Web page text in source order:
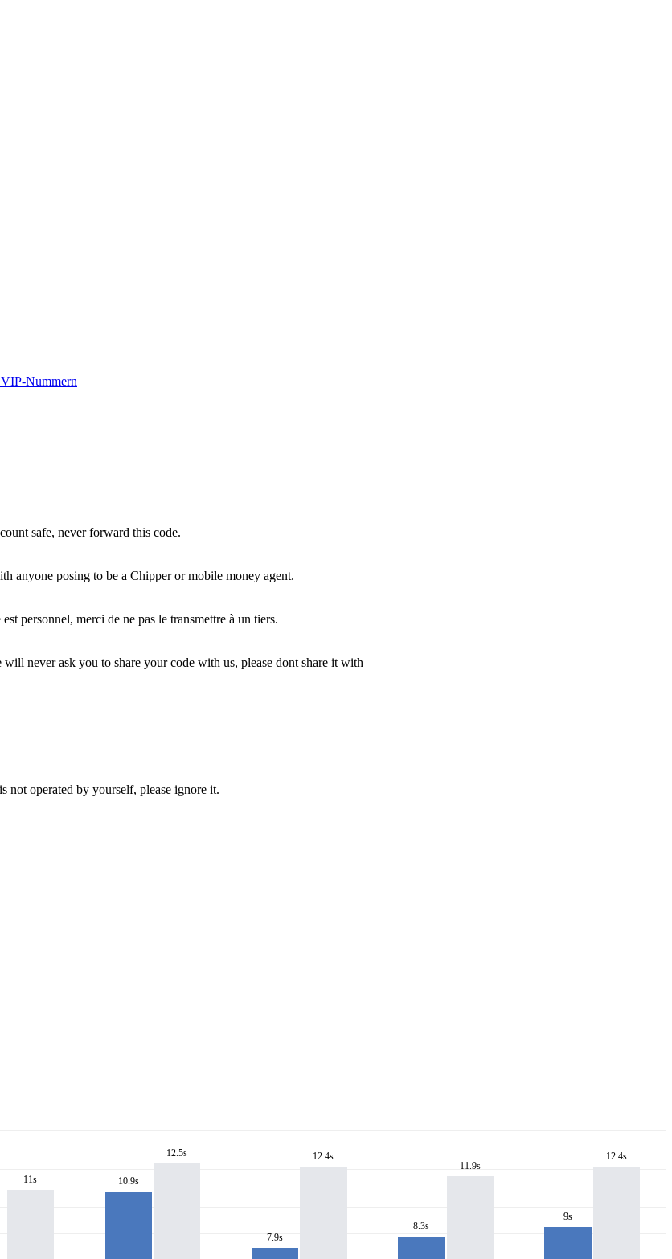
VIP-Nummern
safe, never forward this code.
anyone posing to be a Chipper or mobile money agent.
personnel, merci de ne pas le transmettre à un tiers.
never ask you to share your code with us, please dont share it with
operated by yourself, please ignore it.
11s 10.9s
12.5s
7.9s
12.4s
8.3s
11.9s
9s
12.4s